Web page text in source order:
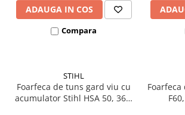
ADAUGA IN COS
Compara
STIHL
Foarfeca de tuns gard viu cu
acumulator Stihl HSA 50, 36V,